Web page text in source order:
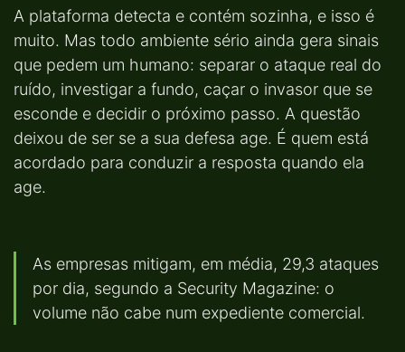
A plataforma detecta e contém sozinha, e isso é
muito. Mas todo ambiente sério ainda gera sinais
que pedem um humano: separar o ataque real do
ruído, investigar a fundo, caçar o invasor que se
esconde e decidir o próximo passo. A questão
deixou de ser se a sua defesa age. É quem está
acordado para conduzir a resposta quando ela
age.
As empresas mitigam, em média, 29,3 ataques
por dia, segundo a Security Magazine: o
volume não cabe num expediente comercial.